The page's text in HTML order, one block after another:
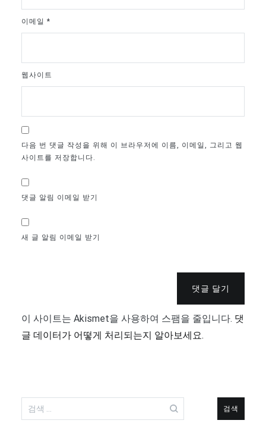
이메일 *
웹사이트
다음 번 댓글 작성을 위해 이 브라우저에 이름, 이메일, 그리고 웹
사이트를 저장합니다.
댓글 알림 이메일 받기
새 글 알림 이메일 받기
댓글 달기
이 사이트는 Akismet을 사용하여 스팸을 줄입니다. 댓
글 데이터가 어떻게 처리되는지 알아보세요.
색: